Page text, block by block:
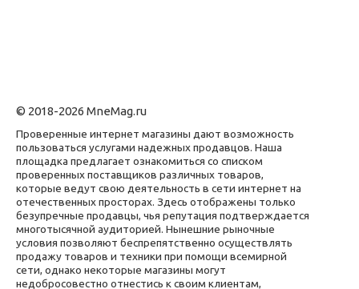
© 2018-2026 MneMag.ru
Проверенные интернет магазины дают возможность
пользоваться услугами надежных продавцов. Наша
площадка предлагает ознакомиться со списком
проверенных поставщиков различных товаров,
которые ведут свою деятельность в сети интернет на
отечественных просторах. Здесь отображены только
безупречные продавцы, чья репутация подтверждается
многотысячной аудиторией. Нынешние рыночные
условия позволяют беспрепятственно осуществлять
продажу товаров и техники при помощи всемирной
сети, однако некоторые магазины могут
недобросовестно отнестись к своим клиентам,